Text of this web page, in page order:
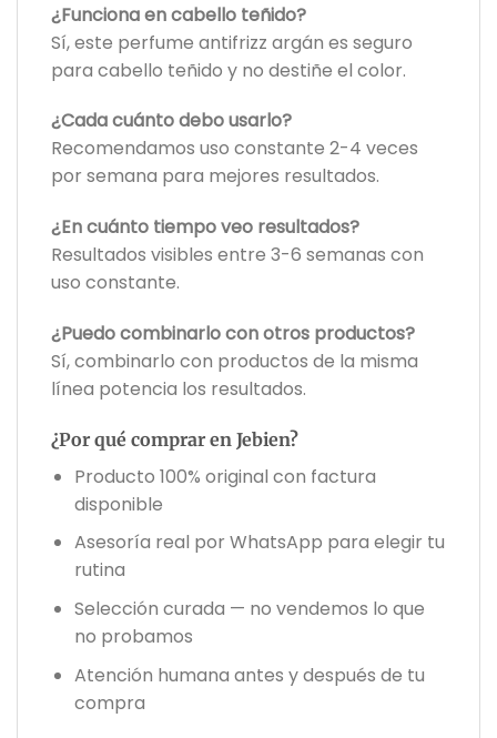
¿Funciona en cabello teñido?
Sí, este perfume antifrizz argán es seguro
para cabello teñido y no destiñe el color.
¿Cada cuánto debo usarlo?
Recomendamos uso constante 2-4 veces
por semana para mejores resultados.
¿En cuánto tiempo veo resultados?
Resultados visibles entre 3-6 semanas con
uso constante.
¿Puedo combinarlo con otros productos?
Sí, combinarlo con productos de la misma
línea potencia los resultados.
¿Por qué comprar en Jebien?
Producto 100% original con factura
disponible
Asesoría real por WhatsApp para elegir tu
rutina
Selección curada — no vendemos lo que
no probamos
Atención humana antes y después de tu
compra